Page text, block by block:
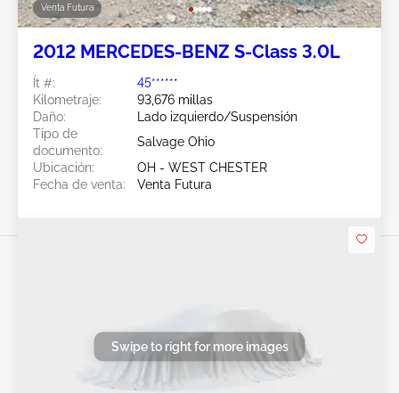
Venta Futura
2012 MERCEDES-BENZ S-Class 3.0L
Ít #:
45******
Kilometraje:
93,676 millas
Daño:
Lado izquierdo/Suspensión
Tipo de
documento:
Salvage Ohio
Ubicación:
OH - WEST CHESTER
Fecha de venta:
Venta Futura
Swipe to right for more images